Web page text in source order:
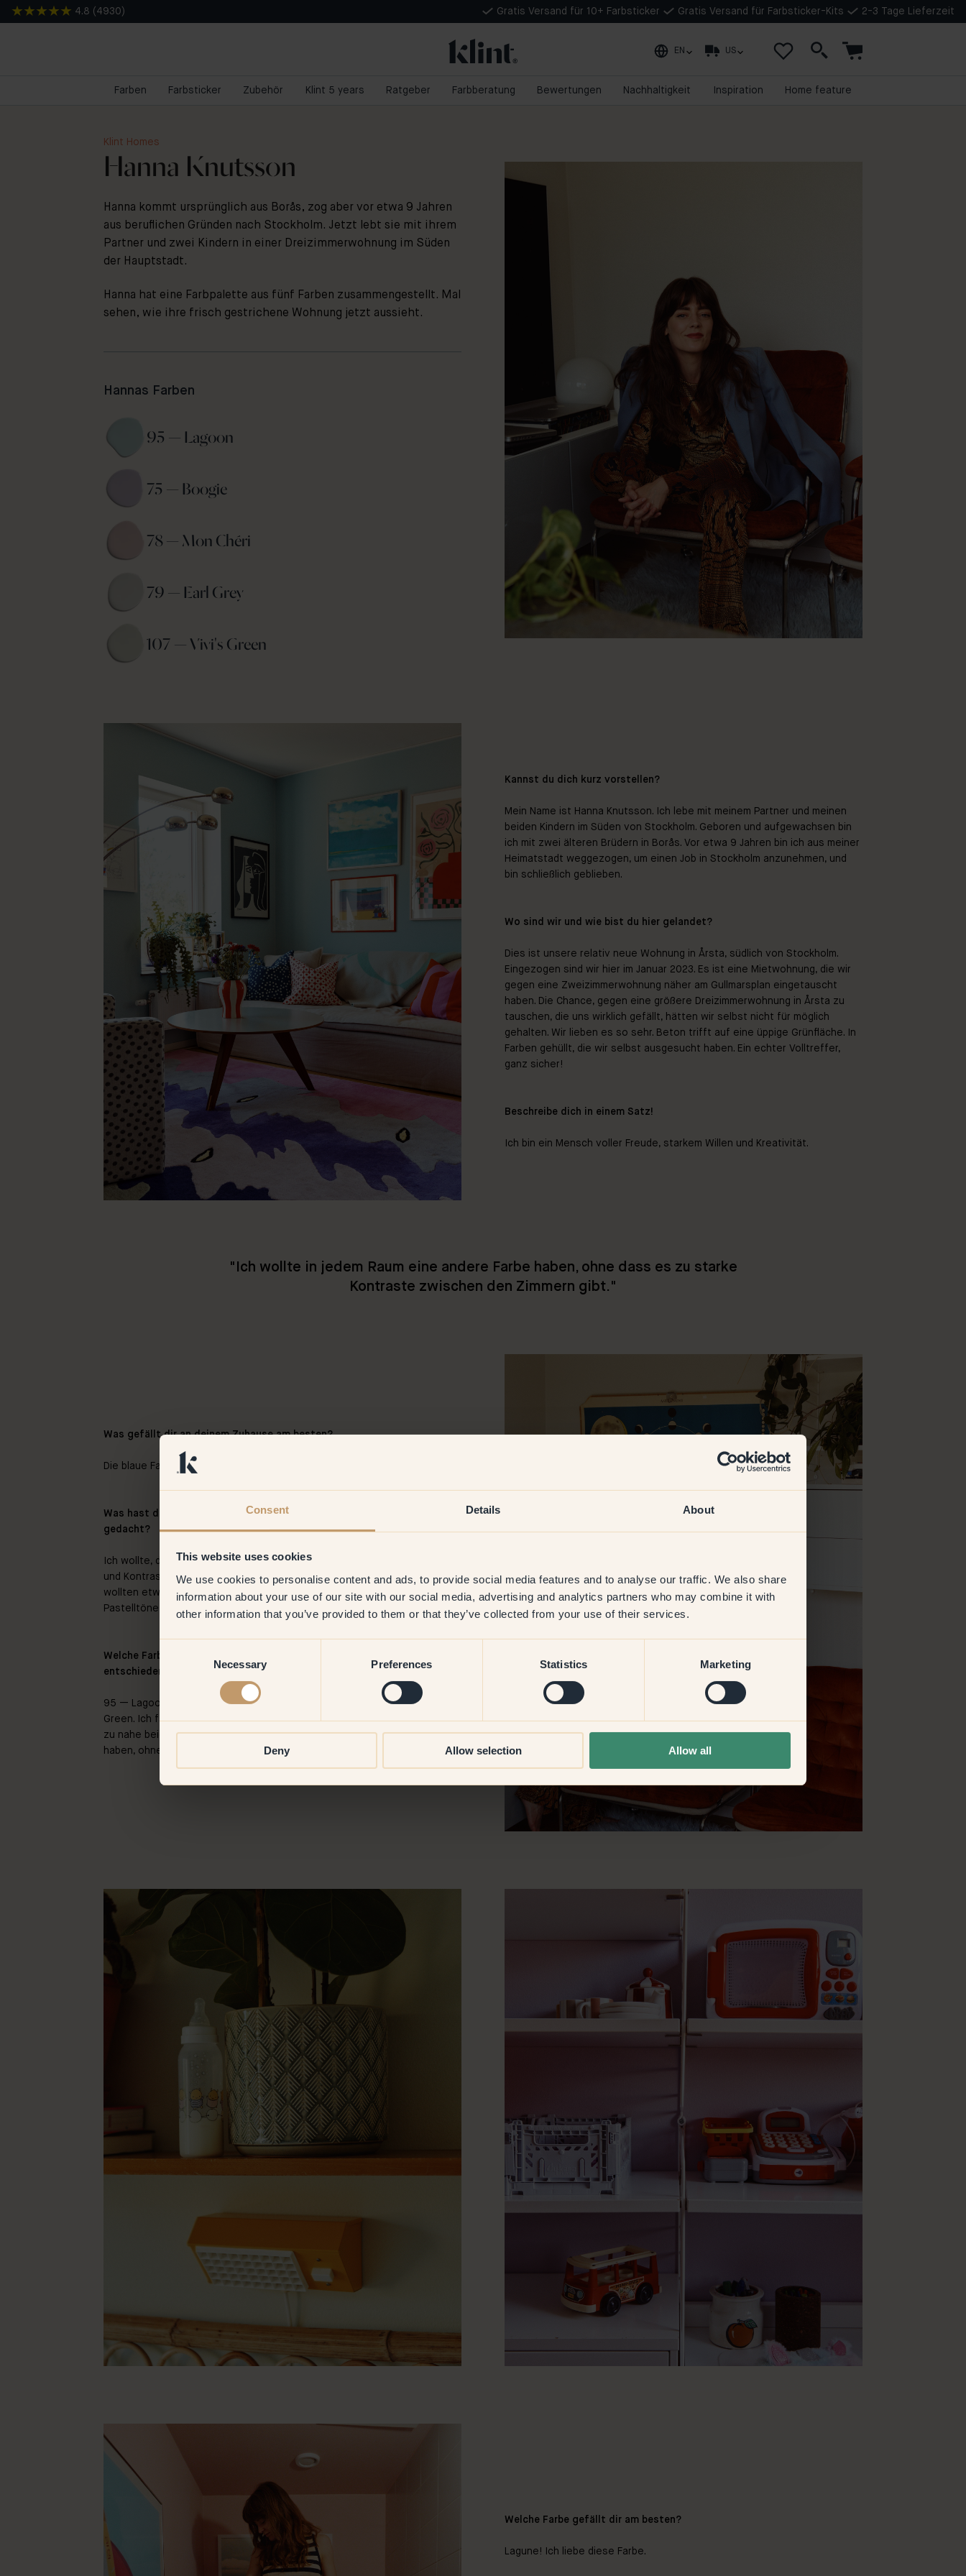
Consent Details About
This website uses cookies
We use cookies to personalise content and ads, to provide social media features and to analyse our traffic. We also share
information about your use of our site with our social media, advertising and analytics partners who may combine it with
other information that you’ve provided to them or that they’ve collected from your use of their services.
Necessary Preferences Statistics Marketing
Deny Allow selection Allow all
4.8 ( 4930 ) Gratis Versand für 10+ Farbsticker Gratis Versand für Farbsticker-Kits 2-3 Tage Lieferzeit
EN US
Farben Farbsticker Zubehör Klint 5 years Ratgeber Farbberatung Bewertungen Nachhaltigkeit Inspiration Home feature
Klint Homes
Hanna Knutsson
Hanna kommt ursprünglich aus Borås, zog aber vor etwa 9 Jahren
aus beruflichen Gründen nach Stockholm. Jetzt lebt sie mit ihrem
Partner und zwei Kindern in einer Dreizimmerwohnung im Süden
der Hauptstadt.
Hanna hat eine Farbpalette aus fünf Farben zusammengestellt. Mal
sehen, wie ihre frisch gestrichene Wohnung jetzt aussieht.
Hannas Farben
95 — Lagoon
75 — Boogie
78 — Mon Chéri
79 — Earl Grey
107 — Vivi's Green
Kannst du dich kurz vorstellen?
Mein Name ist Hanna Knutsson. Ich lebe mit meinem Partner und meinen
beiden Kindern im Süden von Stockholm. Geboren und aufgewachsen bin
ich mit zwei älteren Brüdern in Borås. Vor etwa 9 Jahren bin ich aus meiner
Heimatstadt weggezogen, um einen Job in Stockholm anzunehmen, und
bin schließlich geblieben.
Wo sind wir und wie bist du hier gelandet?
Dies ist unsere relativ neue Wohnung in Årsta, südlich von Stockholm.
Eingezogen sind wir hier im Januar 2023. Es ist eine Mietwohnung, die wir
gegen eine Zweizimmerwohnung näher am Gullmarsplan eingetauscht
haben. Die Chance, gegen eine größere Dreizimmerwohnung in Årsta zu
tauschen, die uns wirklich gefällt, hätten wir selbst nicht für möglich
gehalten. Wir lieben es so sehr. Beton trifft auf eine üppige Grünfläche. In
Farben gehüllt, die wir selbst ausgesucht haben. Ein echter Volltreffer,
ganz sicher!
Beschreibe dich in einem Satz!
Ich bin ein Mensch voller Freude, starkem Willen und Kreativität.
"Ich wollte in jedem Raum eine andere Farbe haben, ohne dass es zu starke
Kontraste zwischen den Zimmern gibt."
Was gefällt dir an deinem Zuhause am besten?
Die blaue Farbe in der Küche, im Wohnzimmer und im Flur!
Was hast du dir bei der Wahl des Farbschemas für dein Zuhause
gedacht?
Ich wollte, dass alle Farben gut zueinander passen. Nicht zu starke Farben
und Kontraste. Das hatten wir schon in unserer letzten Wohnung und
wollten etwas Neues ausprobieren. Deshalb haben wir uns für mehr
Pastelltöne entschieden.
Welche Farben hast du gewählt und warum hast du dich für sie
entschieden?
95 — Lagoon, 75 — Boogie, 78 — Mon Chéri, 86 — Earl Grey, 107 — Vivi’s
Green. Ich fand, dass alle Farben gut zusammenpassen, aber farblich nicht
zu nahe beieinander liegen. Ich wollte in jedem Raum eine andere Farbe
haben, ohne dass es zu starke Kontraste zwischen den Zimmern gibt.
Welche Farbe gefällt dir am besten?
Lagune! Ich liebe diese Farbe.